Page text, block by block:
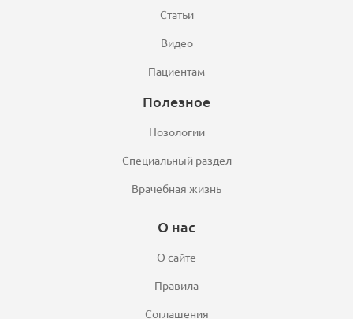
Статьи
Видео
Пациентам
Полезное
Нозологии
Специальный раздел
Врачебная жизнь
О нас
О сайте
Правила
Соглашения